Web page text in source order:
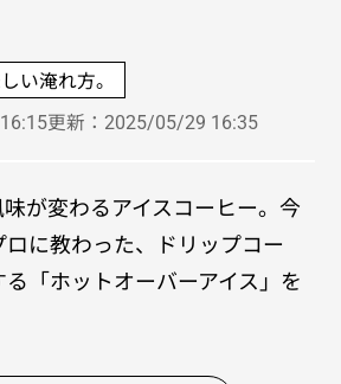
い淹れ方。
更新：2025/05/29 16:35
が変わるアイスコーヒー。今
に教わった、ドリップコー
「ホットオーバーアイス」を